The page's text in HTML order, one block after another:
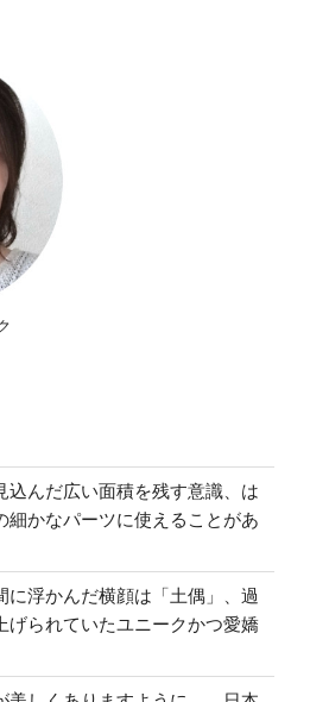
込んだ広い面積を残す意識、は
細かなパーツに使えることがあ
に浮かんだ横顔は「土偶」、過
げられていたユニークかつ愛嬌